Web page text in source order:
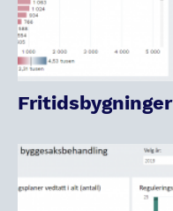
Fritidsbygninger